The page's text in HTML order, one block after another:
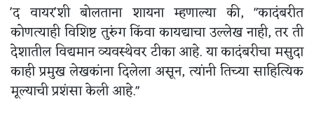
'द वायर'शी बोलताना शायना म्हणाल्या की, "कादंबरीत
कोणत्याही विशिष्ट तुरुंग किंवा कायद्याचा उल्लेख नाही, तर ती
देशातील विद्यमान व्यवस्थेवर टीका आहे. या कादंबरीचा मसुदा
काही प्रमुख लेखकांना दिलेला असून, त्यांनी तिच्या साहित्यिक
मूल्याची प्रशंसा केली आहे."